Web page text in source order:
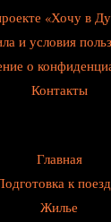
«Хочу в
и условия
о
Контакты
Главная
к
Жилье